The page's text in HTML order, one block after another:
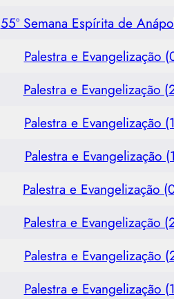
55º Semana Espírita de
Palestra e
Palestra e
Palestra e
Palestra e
Palestra e
Palestra e
Palestra e
Palestra e